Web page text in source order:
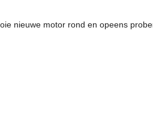
nieuwe motor rond en opeens